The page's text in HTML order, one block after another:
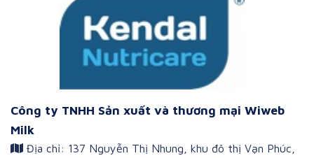
Công ty TNHH Sản xuất và thương mại Wiweb
Milk
Địa chỉ: 137 Nguyễn Thị Nhung, khu đô thị Vạn Phúc,